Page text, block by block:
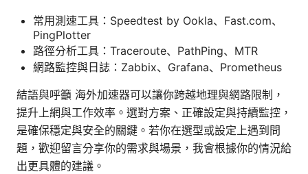
常用測速工具：Speedtest by Ookla、Fast.com、
PingPlotter
路徑分析工具：Traceroute、PathPing、MTR
網路監控與日誌：Zabbix、Grafana、Prometheus
結語與呼籲 海外加速器可以讓你跨越地理與網路限制，
提升上網與工作效率。選對方案、正確設定與持續監控，
是確保穩定與安全的關鍵。若你在選型或設定上遇到問
題，歡迎留言分享你的需求與場景，我會根據你的情況給
出更具體的建議。